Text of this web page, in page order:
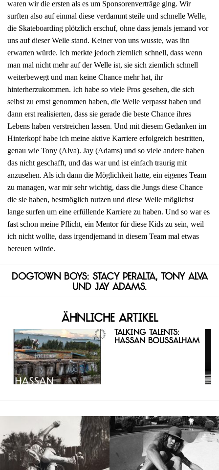
waren wir die ersten als es um Sponsorenverträge ging. Wir
surften also auf einmal diese verdammt steile und schnelle Welle,
die Skateboarding plötzlich erschuf, ohne dass jemals jemand vor
uns auf dieser Welle stand. Keiner von uns wusste, was ihn
erwarten würde. Ich merkte jedoch ziemlich schnell, dass wenn
man mal nicht mehr auf der Welle ist, sie sich ziemlich schnell
weiterbewegt und man keine Chance mehr hat, ihr
hinterherzukommen. Ich habe so viele Pros gesehen, die sich
selbst zu ernst genommen haben, die Welle verpasst haben und
dann erst realisierten, dass sie gerade die beste Chance ihres
Lebens haben verstreichen lassen. Und mit diesem Gedanken im
Hinterkopf habe ich meine aktive Karriere erfolgreich bestritten,
genau wie Tony (Alva). Jay (Adams) und so viele andere haben
das nicht geschafft, und das war und ist einfach traurig mit
anzusehen. Als ich dann die Möglichkeit hatte, ein eigenes Team
zu managen, war mir sehr wichtig, dass die Jungs diese Chance
die sie haben, bestmöglich nutzen und diese Welle möglichst
lange surfen um eine erfüllende Karriere zu haben. Und so war es
fast schon meine Pflicht, ein Mentor für diese Kids zu sein, weil
ich nicht wollte, dass irgendjemand in diesem Team mal etwas
bereuen würde.
Dogtown Boys: Stacy Peralta, Tony Alva
und Jay Adams.
Ähnliche Artikel
Talking Talents:
Hassan Boussalham